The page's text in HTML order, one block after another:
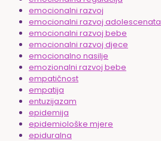
emocionalni razvoj
emocionalni razvoj adolescenata
emocionalni razvoj bebe
emocionalni razvoj djece
emocionalno nasilje
emozionalni razvoj bebe
empatičnost
empatija
entuzijazam
epidemija
epidemiološke mjere
epiduralna